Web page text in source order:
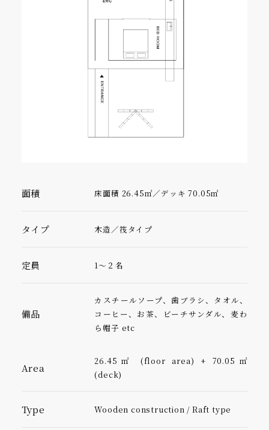
面積 床面積 26.45㎡／デッキ 70.05㎡
タイプ 木造／筏タイプ
定員 1〜２名
備品
カスチールソープ、歯ブラシ、タオル、
コーヒー、お茶、ビーチサンダル、麦わ
ら帽子 etc
Area
26.45㎡ (floor area) + 70.05㎡
(deck)
Type Wooden construction / Raft type